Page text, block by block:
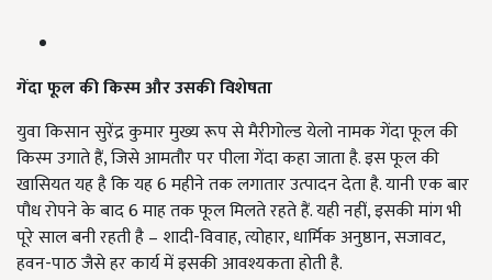
गेंदा फूल की किस्म और उसकी विशेषता
युवा किसान सुरेंद्र कुमार मुख्य रूप से मैरीगोल्ड येलो नामक गेंदा फूल की
किस्म उगाते हैं, जिसे आमतौर पर पीला गेंदा कहा जाता है. इस फूल की
खासियत यह है कि यह 6 महीने तक लगातार उत्पादन देता है. यानी एक बार
पौध रोपने के बाद 6 माह तक फूल मिलते रहते हैं. यही नहीं, इसकी मांग भी
पूरे साल बनी रहती है – शादी-विवाह, त्योहार, धार्मिक अनुष्ठान, सजावट,
हवन-पाठ जैसे हर कार्य में इसकी आवश्यकता होती है.